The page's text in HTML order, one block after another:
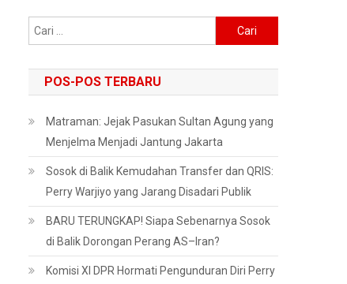
untuk:
POS-POS TERBARU
Matraman: Jejak Pasukan Sultan Agung yang
Menjelma Menjadi Jantung Jakarta
Sosok di Balik Kemudahan Transfer dan QRIS:
Perry Warjiyo yang Jarang Disadari Publik
BARU TERUNGKAP! Siapa Sebenarnya Sosok
di Balik Dorongan Perang AS–Iran?
Komisi XI DPR Hormati Pengunduran Diri Perry